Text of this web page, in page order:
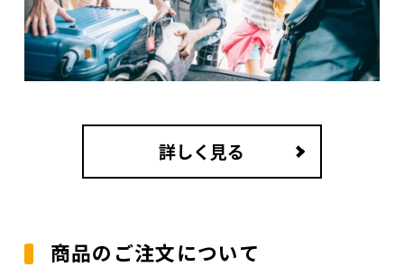
詳しく見る
商品のご注文について